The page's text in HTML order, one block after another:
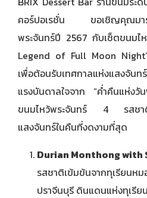
คอร์ปอเรชั่น ขอเชิญคุณมาร่ว
พระจันทร์ปี 2567 กับเซ็ตขนมไ
Legend of Full Moon
เพื่อต้อนรับเทศกาลแห่งแสงจันท
แรงบันดาลใจจาก “ค่ำคืนแห่งวั
ขนมไหว้พระจันทร์ 4 รสชาติ
แสงจันทร์ในคืนที่งดงามที่สุด
Durian Monthong with
รสชาติเข้มข้นจากทุเรียนห
ปราจีนบุรี ดินแดนแห่งทุเรี